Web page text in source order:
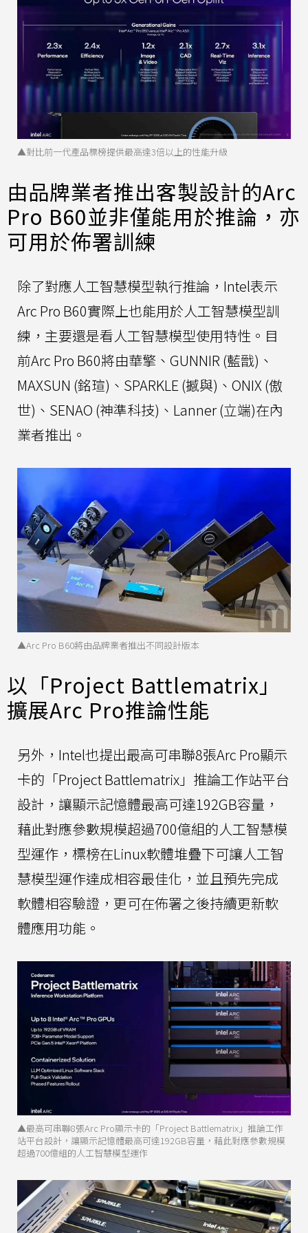
▲對比前一代產品標榜提供最高達3倍以上的性能升級
由品牌業者推出客製設計的Arc
Pro B60並非僅能用於推論，亦
可用於佈署訓練
除了對應人工智慧模型執行推論，Intel表示
Arc Pro B60實際上也能用於人工智慧模型訓
練，主要還是看人工智慧模型使用特性。目
前Arc Pro B60將由華擎、GUNNIR (藍戩)、
MAXSUN (銘瑄)、SPARKLE (撼與)、ONIX (傲
世)、SENAO (神準科技)、Lanner (立端)在內
業者推出。
▲Arc Pro B60將由品牌業者推出不同設計版本
以「Project Battlematrix」
擴展Arc Pro推論性能
另外，Intel也提出最高可串聯8張Arc Pro顯示
卡的「Project Battlematrix」推論工作站平台
設計，讓顯示記憶體最高可達192GB容量，
藉此對應參數規模超過700億組的人工智慧模
型運作，標榜在Linux軟體堆疊下可讓人工智
慧模型運作達成相容最佳化，並且預先完成
軟體相容驗證，更可在佈署之後持續更新軟
體應用功能。
▲最高可串聯8張Arc Pro顯示卡的「Project Battlematrix」推論工作
站平台設計，讓顯示記憶體最高可達192GB容量，藉此對應參數規模
超過700億組的人工智慧模型運作